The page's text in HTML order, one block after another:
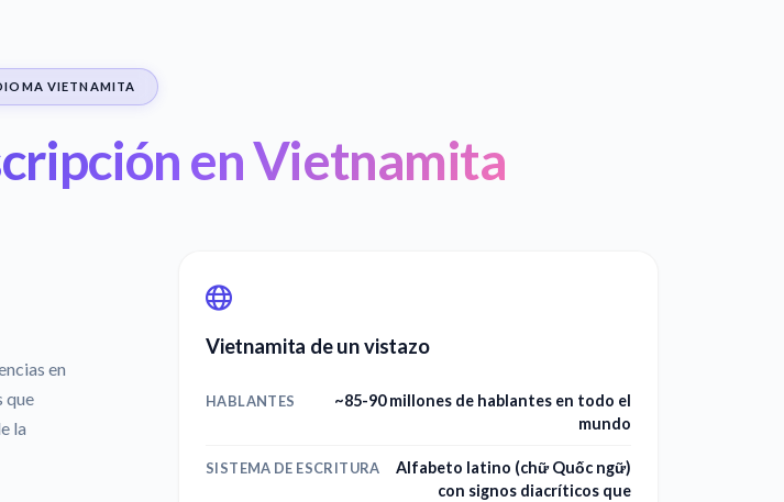
VIETNAMITA
en Vietnamita
en
que
la
Vietnamita de un vistazo
HABLANTES
~85-90 millones de hablantes en todo el
mundo
SISTEMA DE ESCRITURA
Alfabeto latino (chữ Quốc ngữ)
con signos diacríticos que